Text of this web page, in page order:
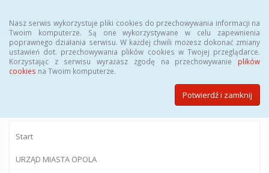
Nasz serwis wykorzystuje pliki cookies do przechowywania informacji na
Twoim komputerze. Są one wykorzystywane w celu zapewnienia
poprawnego działania serwisu. W każdej chwili możesz dokonać zmiany
ustawień dot. przechowywania plików cookies w Twojej przeglądarce.
Korzystając z serwisu wyrażasz zgodę na przechowywanie plików
cookies na Twoim komputerze.
Potwierdź i zamknij
BIULETYN INFORMACJI PUBLICZNEJ
Urzędu Miasta Opola
Start
URZĄD MIASTA OPOLA